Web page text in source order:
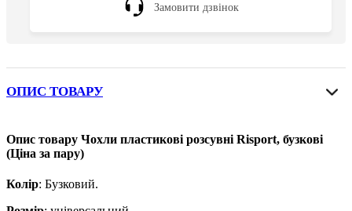
Замовити дзвінок
ОПИС ТОВАРУ
Опис товару Чохли пластикові розсувні Risport, бузкові
(Ціна за пару)
Колір: Бузковий.